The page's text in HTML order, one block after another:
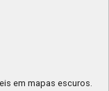
em mapas escuros.